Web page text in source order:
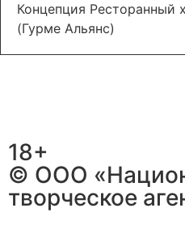
Концепция Ресторанный
(Гурме Альянс)
18+
© ООО
творческое